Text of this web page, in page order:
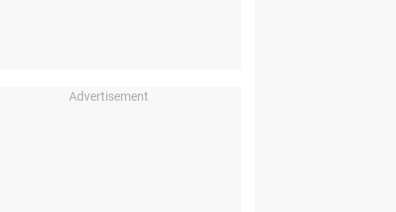
Advertisement